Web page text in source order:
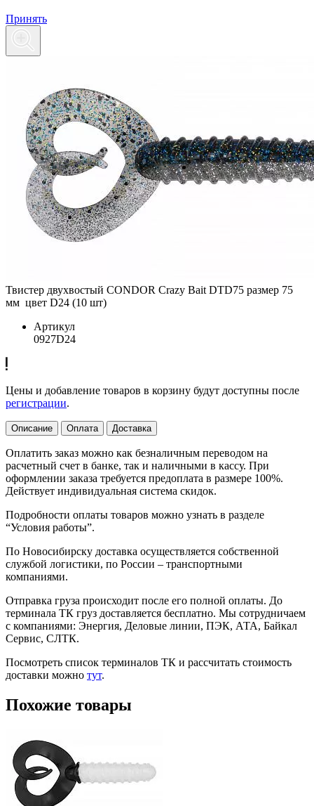
Принять
Твистер двухвостый CONDOR Crazy Bait DTD75 размер 75
мм цвет D24 (10 шт)
Артикул
0927D24
Цены и добавление товаров в корзину будут доступны после
регистрации.
Описание Оплата Доставка
Оплатить заказ можно как безналичным переводом на
расчетный счет в банке, так и наличными в кассу. При
оформлении заказа требуется предоплата в размере 100%.
Действует индивидуальная система скидок.
Подробности оплаты товаров можно узнать в разделе
“Условия работы”.
По Новосибирску доставка осуществляется собственной
службой логистики, по России – транспортными
компаниями.
Отправка груза происходит после его полной оплаты. До
терминала ТК груз доставляется бесплатно. Мы сотрудничаем
с компаниями: Энергия, Деловые линии, ПЭК, АТА, Байкал
Сервис, СЛТК.
Посмотреть список терминалов ТК и рассчитать стоимость
доставки можно тут.
Похожие товары